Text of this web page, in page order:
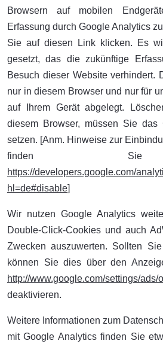
Browsern auf mobilen
Erfassung durch Google Analytics
Sie auf diesen Link klicken. Es
gesetzt, das die zukünftige
Besuch dieser Website verhindert.
nur in diesem Browser und nur für
auf Ihrem Gerät abgelegt.
diesem Browser, müssen Sie das
setzen. [Anm. Hinweise zur
finden
https://developers.google.com/
hl=de#disable]
Wir nutzen Google Analytics
Double-Click-Cookies und auch
Zwecken auszuwerten. Sollten
können Sie dies über den
http://www.google.com/settings/ads/
deaktivieren.
Weitere Informationen zum
mit Google Analytics finden Sie